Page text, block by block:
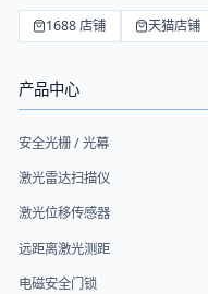
1688 店铺 天猫店铺
产品中心
安全光栅 / 光幕
激光雷达扫描仪
激光位移传感器
远距离激光测距
电磁安全门锁